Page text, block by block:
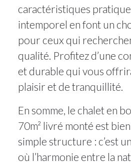
caractéristiques
intemporel en font un
pour ceux qui
qualité. Profitez d’une
et durable qui vous
plaisir et de tranquillité.
En somme, le chalet en
70m² livré monté est
simple structure : c’est
où l’harmonie entre la